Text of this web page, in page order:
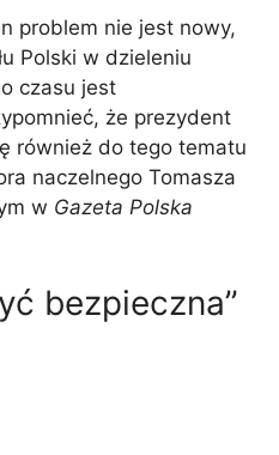
problem nie jest nowy,
Polski w dzieleniu
czasu jest
że prezydent
również do tego tematu
naczelnego Tomasza
w Gazeta Polska
bezpieczna”